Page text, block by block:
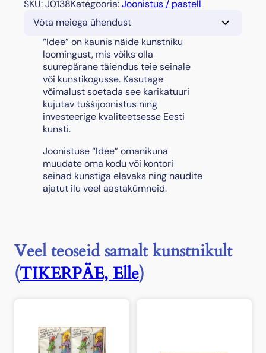
SKU:J0138Kategooria:Joonistus / pastell
Võta meiega ühendust
“Idee” on kaunis näide kunstniku
loomingust, mis võiks olla
suurepärane täiendus teie seinale
või kunstikogusse. Kasutage
võimalust soetada see karikatuuri
kujutav tuššijoonistus ning
investeerige kvaliteetsesse Eesti
kunsti.
Joonistuse “Idee” omanikuna
muudate oma kodu või kontori
seinad kunstiga elavaks ning naudite
ajatut ilu veel aastakümneid.
Veel teoseid samalt kunstnikult
(TIKERPÄE, Elle)